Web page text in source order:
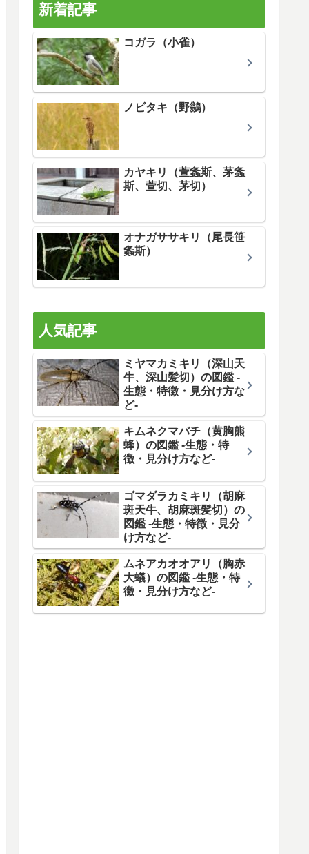
新着記事
コガラ（小雀）
ノビタキ（野鶲）
カヤキリ（萱螽斯、茅螽
斯、萱切、茅切）
オナガササキリ（尾長笹
螽斯）
人気記事
ミヤマカミキリ（深山天
牛、深山髪切）の図鑑 -
生態・特徴・見分け方な
ど-
キムネクマバチ（黄胸熊
蜂）の図鑑 -生態・特
徴・見分け方など-
ゴマダラカミキリ（胡麻
斑天牛、胡麻斑髪切）の
図鑑 -生態・特徴・見分
け方など-
ムネアカオオアリ（胸赤
大蟻）の図鑑 -生態・特
徴・見分け方など-